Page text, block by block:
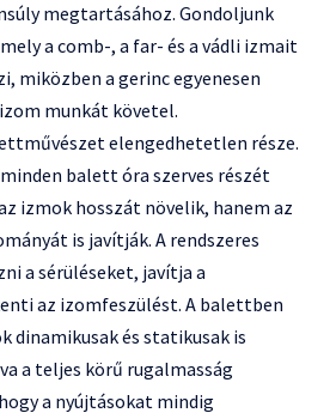
megtartásához. Gondoljunk
a comb-, a far- és a vádli izmait
miközben a gerinc egyenesen
munkát követel.
elengedhetetlen része.
balett óra szerves részét
izmok hosszát növelik, hanem az
is javítják. A rendszeres
a sérüléseket, javítja a
az izomfeszülést. A balettben
dinamikusak és statikusak is
a teljes körű rugalmasság
a nyújtásokat mindig